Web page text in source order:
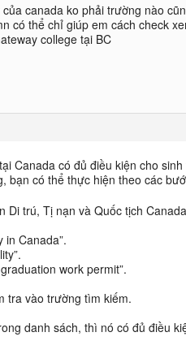
canada ko phải trường nào
có thể chỉ giúp em cách check
college tại BC
Canada có đủ điều kiện cho
bạn có thể thực hiện theo các
Di trú, Tị nạn và Quốc tịch
in Canada”.
work permit”.
tra vào trường tìm kiếm.
danh sách, thì nó có đủ điều